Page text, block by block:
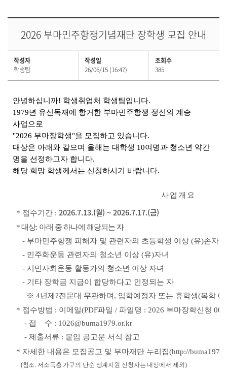
2026 부마민주항쟁기념재단 장학생 모집 안내
작성자
학생팀
작성일
26/06/15 (16:47)
조회수
385
안녕하십니까! 학생취업처 학생팀입니다.
1979년 유신독재에 항거한 부마민주항쟁 정신의 계승
사업으로
"2026 부마장학생"을 모집하고 있습니다.
대상은 아래와 같으며 올해는 대학생 10여명과 청소년 약간
명을 선정하고자 합니다.
해당 희망 학생께서는 신청하시기 바랍니다.
사업개요
* 접수기간 : 2026.7.13.(월) ~ 2026.7.17.(금)
* 대상: 아래 중 하나에 해당되는 자
- 부마민주항쟁 피해자 및 관련자의 초등학생 이상 (유)손자녀
- 민주화운동 관련자의 청소년 이상 (유)자녀
- 시민사회운동 활동가의 청소년 이상 자녀
- 기타 장학금 지급이 합당하다고 인정되는 자
※ 4년제?전문대 무관하며, 입학예정자 또는 휴학생(복학 예
* 접수방법 : 이메일(PDF파일 / 파일명 : 2026 부마장학신청
- 접 수 : 1026@buma1979.or.kr
- 제출서류 : 붙임 공고문 서식 참고
* 자세한 내용은 모집공고 및 부마재단 누리집(http://
(참조. 저소득층 가구의 단순 생계지원 신청자는 대상에서 제외)